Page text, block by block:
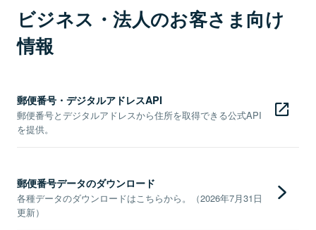
ビジネス・法人のお客さま向け
情報
郵便番号・デジタルアドレスAPI
郵便番号とデジタルアドレスから住所を取得できる公式API
を提供。
郵便番号データのダウンロード
各種データのダウンロードはこちらから。（2026年7月31日
更新）